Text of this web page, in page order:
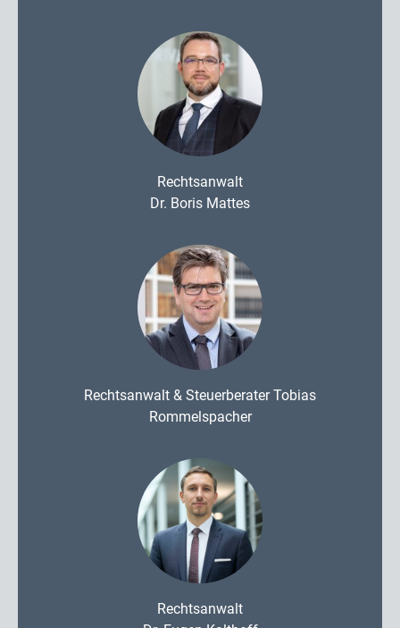
Rechtsanwalt
Dr. Boris Mattes
Rechtsanwalt & Steuerberater Tobias
Rommelspacher
Rechtsanwalt